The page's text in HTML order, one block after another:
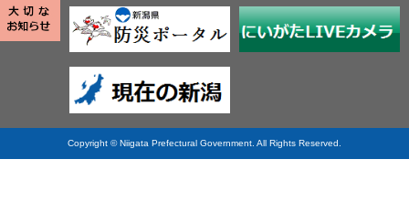
Copyright © Niigata Prefectural Government. All Rights Reserved.